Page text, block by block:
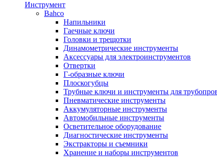
Инструмент
Bahco
Напильники
Гаечные ключи
Головки и трещотки
Динамометрические инструменты
Аксессуары для электроинструментов
Отвертки
Г-образные ключи
Плоскогубцы
Трубные ключи и инструменты для
Пневматические инструменты
Аккумуляторные инструменты
Автомобильные инструменты
Осветительное оборудование
Диагностические инструменты
Экстракторы и съемники
Хранение и наборы инструментов